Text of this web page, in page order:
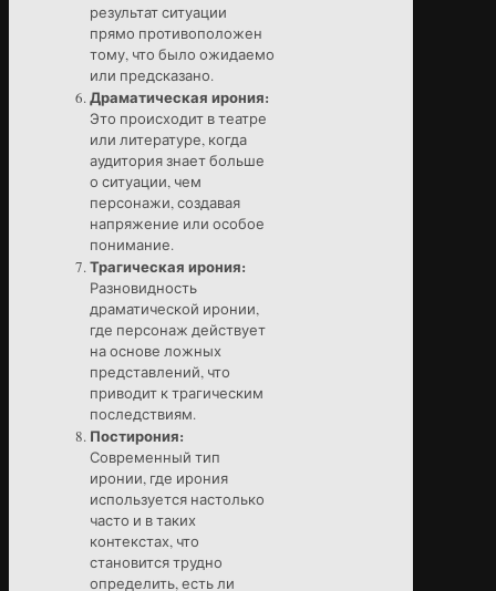
результат ситуации
прямо противоположен
тому, что было ожидаемо
или предсказано.
Драматическая ирония:
Это происходит в театре
или литературе, когда
аудитория знает больше
о ситуации, чем
персонажи, создавая
напряжение или особое
понимание.
Трагическая ирония:
Разновидность
драматической иронии,
где персонаж действует
на основе ложных
представлений, что
приводит к трагическим
последствиям.
Постирония:
Современный тип
иронии, где ирония
используется настолько
часто и в таких
контекстах, что
становится трудно
определить, есть ли